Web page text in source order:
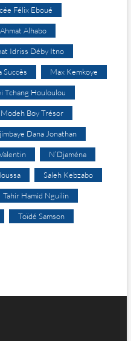
Félix Eboué
Alhabo
Idriss Déby Itno
Succès Max Kemkoye
Tchang Houloulou
Modeh Boy Trésor
Dana Jonathan
N’Djaména
Saleh Kebzabo
Tahir Hamid Nguilin
Toïdé Samson